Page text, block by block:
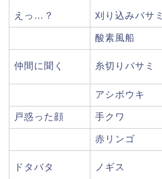
えっ…？ 刈り込みバサミ
酸素風船
仲間に聞く 糸切りバサミ
アシボウキ
戸惑った顔 手クワ
赤リンゴ
ドタバタ ノギス